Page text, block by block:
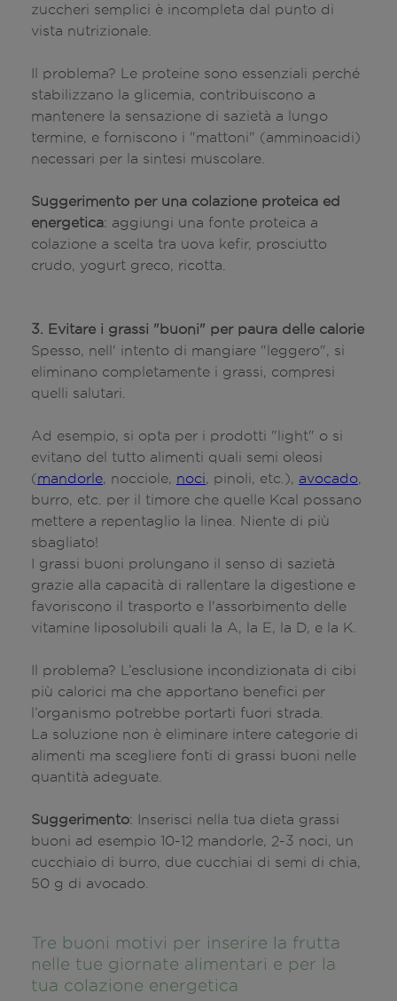
zuccheri semplici è incompleta dal punto di
vista nutrizionale.
Il problema? Le proteine sono essenziali perché
stabilizzano la glicemia, contribuiscono a
mantenere la sensazione di sazietà a lungo
termine, e forniscono i "mattoni" (amminoacidi)
necessari per la sintesi muscolare.
Suggerimento per una colazione proteica ed
energetica: aggiungi una fonte proteica a
colazione a scelta tra uova kefir, prosciutto
crudo, yogurt greco, ricotta.
3. Evitare i grassi "buoni" per paura delle calorie
Spesso, nell' intento di mangiare "leggero", si
eliminano completamente i grassi, compresi
quelli salutari.
Ad esempio, si opta per i prodotti "light" o si
evitano del tutto alimenti quali semi oleosi
(mandorle , nocciole, noci , pinoli, etc.), avocado
burro, etc. per il timore che quelle Kcal possano
mettere a repentaglio la linea. Niente di più
sbagliato!
I grassi buoni prolungano il senso di sazietà
grazie alla capacità di rallentare la digestione e
favoriscono il trasporto e l'assorbimento delle
vitamine liposolubili quali la A, la E, la D, e la K.
Il problema? L’esclusione incondizionata di cibi
più calorici ma che apportano benefici per
l’organismo potrebbe portarti fuori strada.
La soluzione non è eliminare intere categorie di
alimenti ma scegliere fonti di grassi buoni nelle
quantità adeguate.
Suggerimento: Inserisci nella tua dieta grassi
buoni ad esempio 10-12 mandorle, 2-3 noci, un
cucchiaio di burro, due cucchiai di semi di chia,
50 g di avocado.
Tre buoni motivi per inserire la frutta
nelle tue giornate alimentari e per la
tua colazione energetica